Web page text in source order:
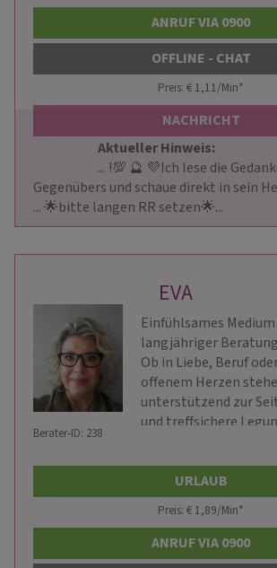
ANRUF VIA 0900
OFFLINE - CHAT
Preis: € 1,11/Min*
NACHRICHT
Aktueller Hinweis:
Gegenübers und schaue direkt in sein
... 🌟bitte langen RR setzen🌟...
EVA
Einfühlsames
langjähriger
Ob in Liebe, Beruf
offenem Herzen
unterstützend zur
und treffsichere
Kipper-, Lenormand-
Skatkarten. Ich bin
biete auch
Berater-ID: 238
URLAUB
Preis: € 1,89/Min*
ANRUF VIA 0900